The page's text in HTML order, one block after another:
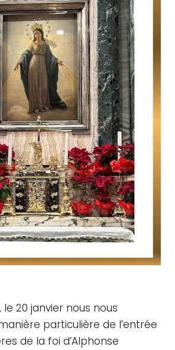
20 janvier nous nous
particulière de l’entrée
de la foi d’Alphonse